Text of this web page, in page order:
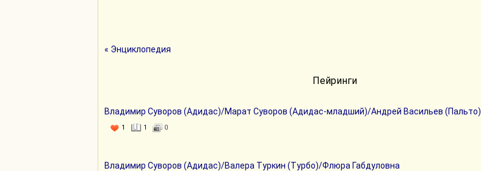
« Энциклопедия
Пейринги
Владимир Суворов (Адидас)/Марат Суворов (Адидас-младший)/Андрей Васильев (Пальто)
1 1 0
Владимир Суворов (Адидас)/Валера Туркин (Турбо)/Флюра Габдуловна